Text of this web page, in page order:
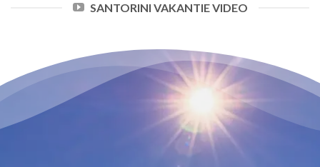
SANTORINI VAKANTIE VIDEO